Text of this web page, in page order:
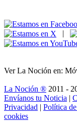
|
Ver La Noción en:
La Noción ® 2011 -
Envíanos tu Noticia |
Privacidad | Política
cookies